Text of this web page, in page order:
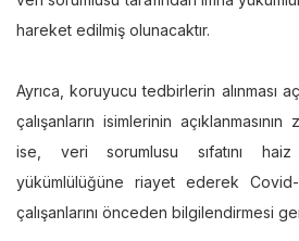
hareket edilmiş olunacaktır.
Ayrıca, koruyucu tedbirlerin alınması
çalışanların isimlerinin
ise, veri sorumlusu sıfatını haiz
yükümlülüğüne riayet ederek
çalışanlarını önceden bilgilendirmesi